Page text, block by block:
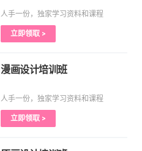
人手一份，独家学习资料和课程
立即领取 >
漫画设计培训班
人手一份，独家学习资料和课程
立即领取 >